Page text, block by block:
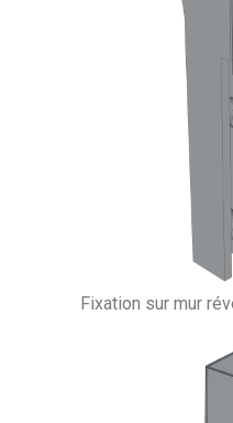
Fixation sur mur